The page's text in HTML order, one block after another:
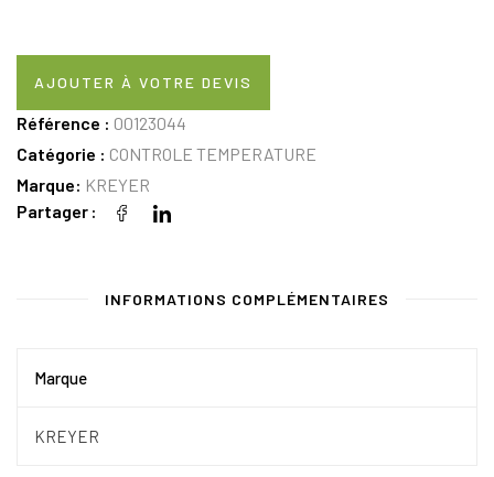
AJOUTER À VOTRE DEVIS
Référence : 00123044
Catégorie : CONTROLE TEMPERATURE
Marque: KREYER
Partager
INFORMATIONS COMPLÉMENTAIRES
Marque
KREYER